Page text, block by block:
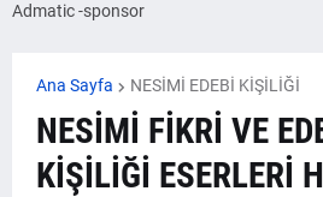
Admatic -sponsor
Ana Sayfa NESİMİ EDEBİ KİŞİLİĞİ
NESİMİ FİKRİ VE
KİŞİLİĞİ ESERLERİ